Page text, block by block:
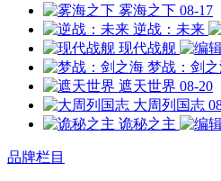
雾海之下 08-17
逆战：未来
现代战舰
梦战：剑
遮天世界 08-20
大周列国志
诡秘之主
品牌栏目